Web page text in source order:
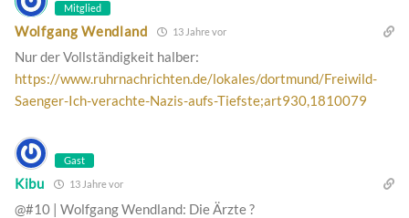
Mitglied
Wolfgang Wendland 13 Jahre vor
Nur der Vollständigkeit halber:
https://www.ruhrnachrichten.de/lokales/dortmund/Freiwild-
Saenger-Ich-verachte-Nazis-aufs-Tiefste;art930,1810079
Gast
Kibu 13 Jahre vor
@#10 | Wolfgang Wendland: Die Ärzte ?